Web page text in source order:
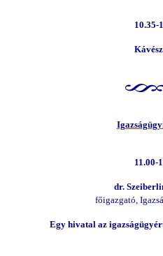
10.35-
11.00-
dr.
főigazgató,
Egy hivatal az